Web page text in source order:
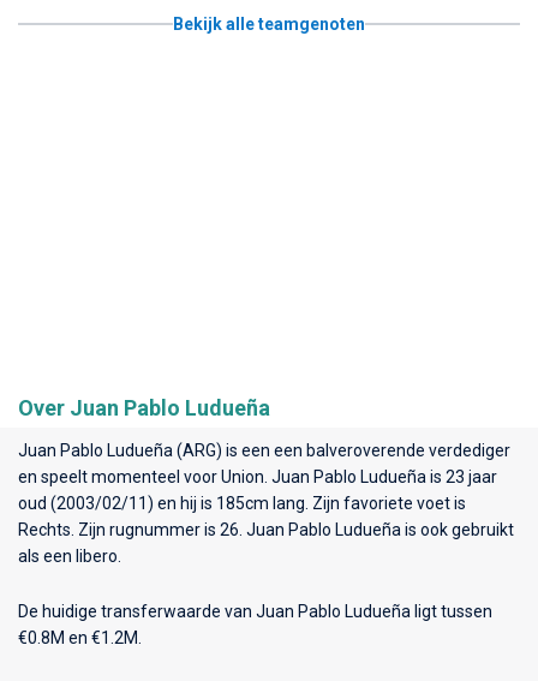
Bekijk alle teamgenoten
Over Juan Pablo Ludueña
Juan Pablo Ludueña (ARG) is een een balveroverende verdediger
en speelt momenteel voorUnion . Juan Pablo Ludueña is 23 jaar
oud (2003/02/11) en hij is 185cm lang. Zijn favoriete voet is
Rechts. Zijn rugnummer is 26. Juan Pablo Ludueña is ook gebruikt
als een libero.
De huidige transferwaarde van Juan Pablo Ludueña ligt tussen
€0.8M en €1.2M.